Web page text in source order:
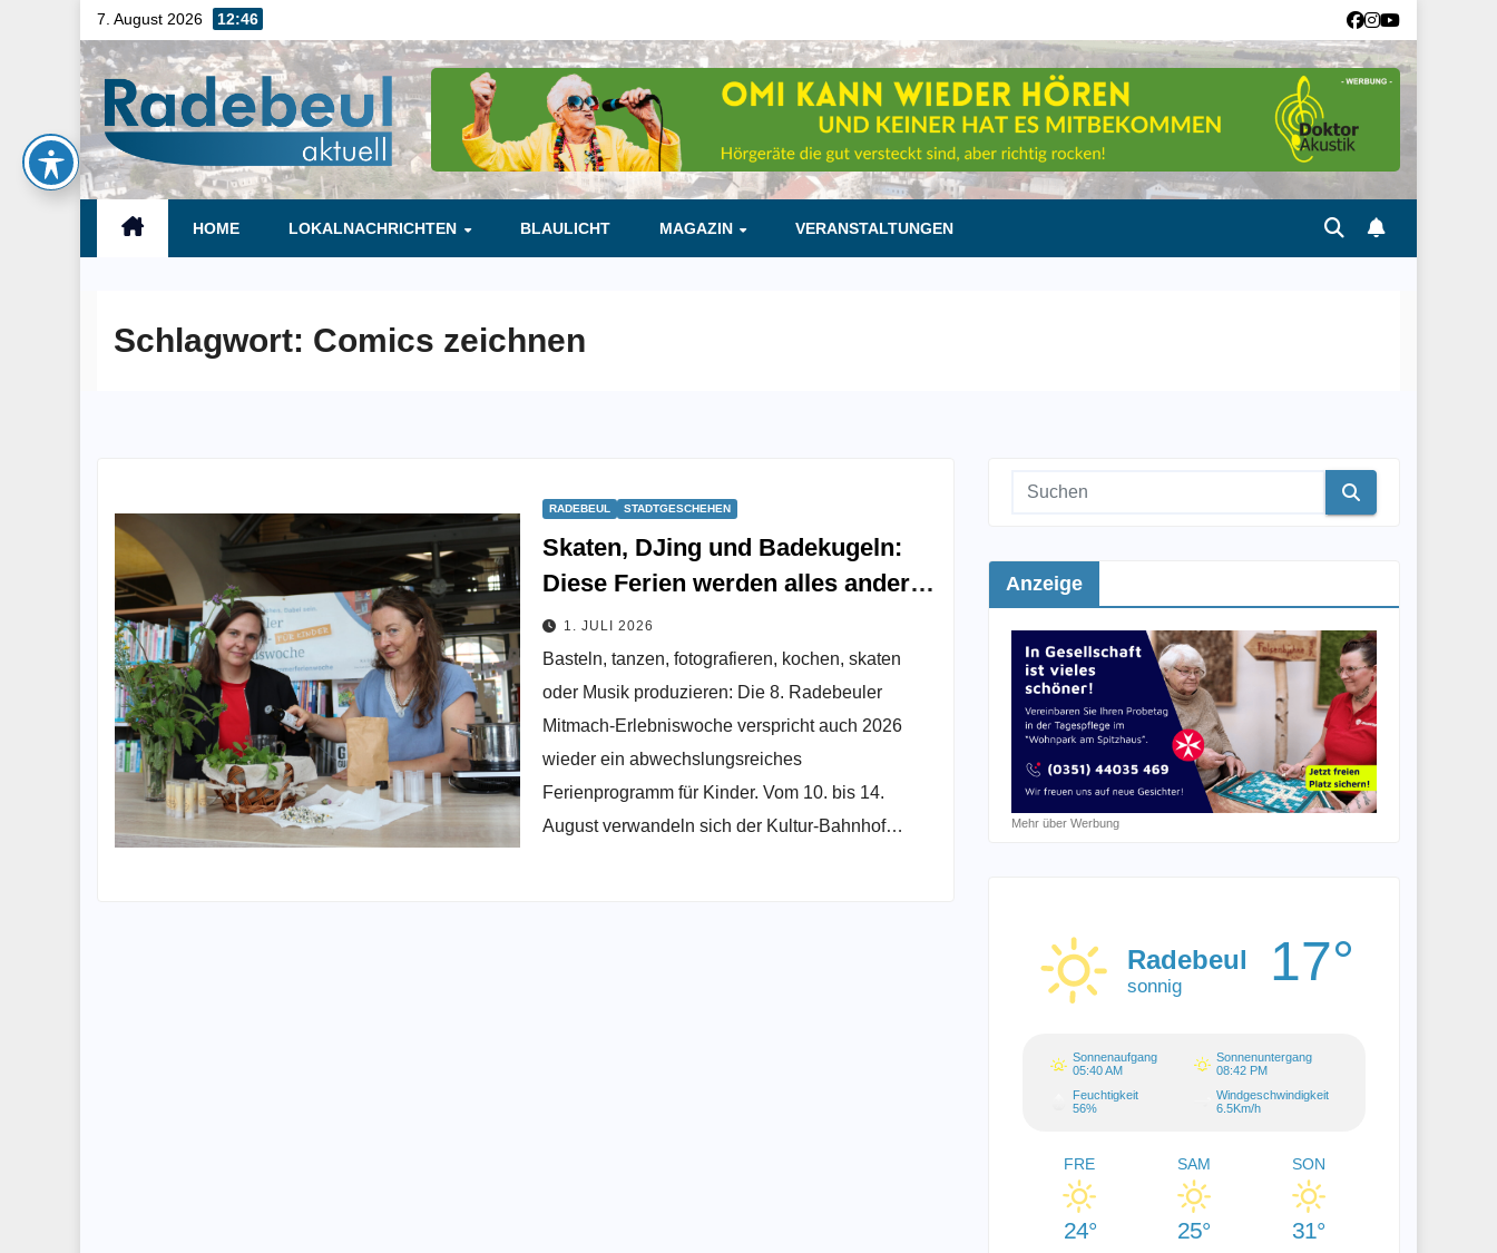
7. August 2026 12:46
HOME LOKALNACHRICHTEN BLAULICHT MAGAZIN VERANSTALTUNGEN
Schlagwort: Comics zeichnen
RADEBEUL STADTGESCHEHEN
Skaten, DJing und Badekugeln:
Diese Ferien werden alles andere
als langweilig
1. JULI 2026
Basteln, tanzen, fotografieren, kochen, skaten
oder Musik produzieren: Die 8. Radebeuler
Mitmach-Erlebniswoche verspricht auch 2026
wieder ein abwechslungsreiches
Ferienprogramm für Kinder. Vom 10. bis 14.
August verwandeln sich der Kultur-Bahnhof…
Anzeige
Mehr über Werbung
Radebeul
sonnig 17°
Sonnenaufgang
05:40 AM
Sonnenuntergang
08:42 PM
Feuchtigkeit
56%
Windgeschwindigkeit
6.5Km/h
FRE
24°
SAM
25°
SON
31°